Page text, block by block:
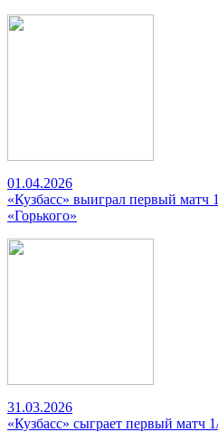
01.04.2026
«Кузбасс» выиграл первый матч
«Горького»
31.03.2026
«Кузбасс» сыграет первый матч